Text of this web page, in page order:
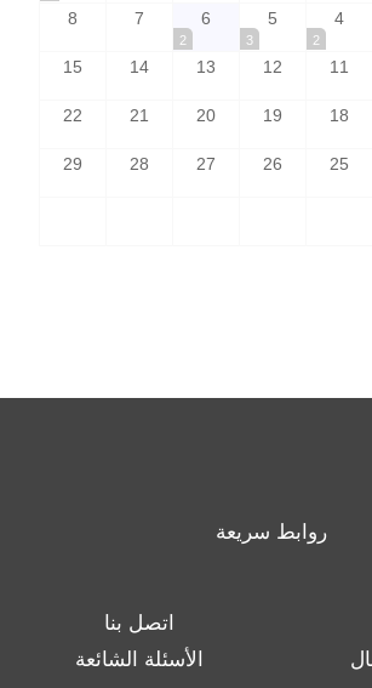
4
2
5
3
6
2
7
8
11
12
13
14
15
18
19
20
21
22
25
26
27
28
29
روابط سريعة
اتصل بنا
الأسئلة الشائعة